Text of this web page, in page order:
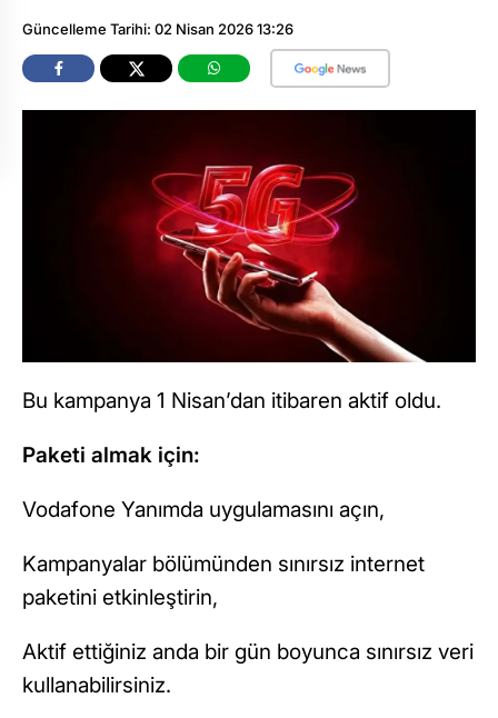
Güncelleme Tarihi: 02 Nisan 2026 13:26
Bu kampanya 1 Nisan’dan itibaren aktif oldu.
Paketi almak için:
Vodafone Yanımda uygulamasını açın,
Kampanyalar bölümünden sınırsız internet
paketini etkinleştirin,
Aktif ettiğiniz anda bir gün boyunca sınırsız veri
kullanabilirsiniz.